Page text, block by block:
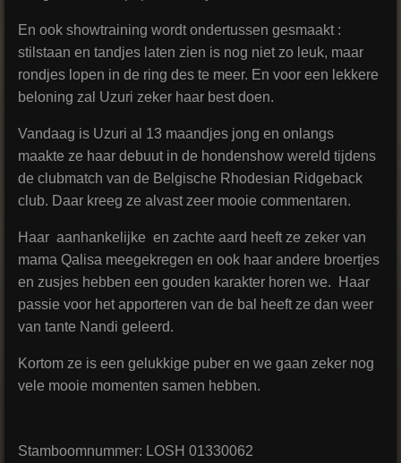
En ook showtraining wordt ondertussen gesmaakt :
stilstaan en tandjes laten zien is nog niet zo leuk, maar
rondjes lopen in de ring des te meer. En voor een lekkere
beloning zal Uzuri zeker haar best doen.
Vandaag is Uzuri al 13 maandjes jong en onlangs
maakte ze haar debuut in de hondenshow wereld tijdens
de clubmatch van de Belgische Rhodesian Ridgeback
club. Daar kreeg ze alvast zeer mooie commentaren.
Haar aanhankelijke en zachte aard heeft ze zeker van
mama Qalisa meegekregen en ook haar andere broertjes
en zusjes hebben een gouden karakter horen we. Haar
passie voor het apporteren van de bal heeft ze dan weer
van tante Nandi geleerd.
Kortom ze is een gelukkige puber en we gaan zeker nog
vele mooie momenten samen hebben.
Stamboomnummer: LOSH 01330062